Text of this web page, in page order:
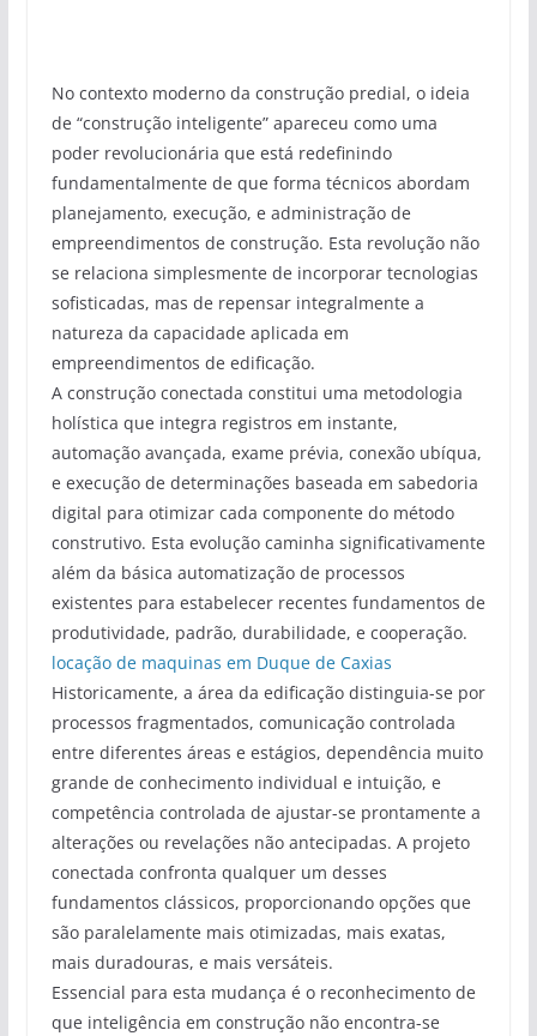
No contexto moderno da construção predial, o ideia
de “construção inteligente” apareceu como uma
poder revolucionária que está redefinindo
fundamentalmente de que forma técnicos abordam
planejamento, execução, e administração de
empreendimentos de construção. Esta revolução não
se relaciona simplesmente de incorporar tecnologias
sofisticadas, mas de repensar integralmente a
natureza da capacidade aplicada em
empreendimentos de edificação.
A construção conectada constitui uma metodologia
holística que integra registros em instante,
automação avançada, exame prévia, conexão ubíqua,
e execução de determinações baseada em sabedoria
digital para otimizar cada componente do método
construtivo. Esta evolução caminha significativamente
além da básica automatização de processos
existentes para estabelecer recentes fundamentos de
produtividade, padrão, durabilidade, e cooperação.
locação de maquinas em Duque de Caxias
Historicamente, a área da edificação distinguia-se por
processos fragmentados, comunicação controlada
entre diferentes áreas e estágios, dependência muito
grande de conhecimento individual e intuição, e
competência controlada de ajustar-se prontamente a
alterações ou revelações não antecipadas. A projeto
conectada confronta qualquer um desses
fundamentos clássicos, proporcionando opções que
são paralelamente mais otimizadas, mais exatas,
mais duradouras, e mais versáteis.
Essencial para esta mudança é o reconhecimento de
que inteligência em construção não encontra-se